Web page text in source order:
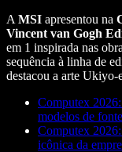
A MSI apresentou na
Vincent van Gogh
em 1 inspirada nas
sequência à linha de
destacou a arte Ukiyo-
Computex
modelos de
Computex
icônica da